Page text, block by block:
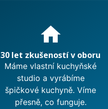
home
30 let zkušeností v oboru
Máme vlastní kuchyňské
studio a vyrábíme
špičkové kuchyně. Víme
přesně, co funguje.